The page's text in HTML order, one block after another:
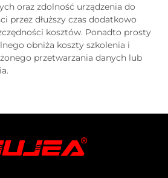
oraz zdolność urządzenia do
przez dłuższy czas dodatkowo
kosztów. Ponadto prosty
obniża koszty szkolenia i
przetwarzania danych lub